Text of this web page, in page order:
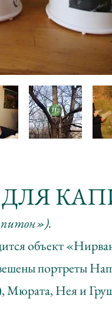
ДЛЯ
объект
портреты
Мюрата, Нея и